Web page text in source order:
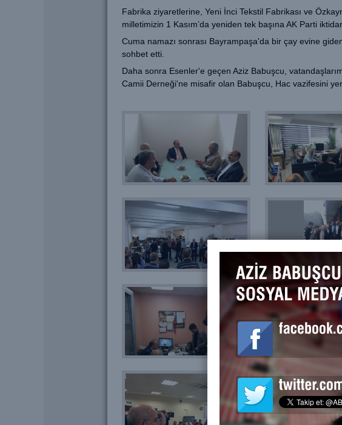
Fabrika ziyaretlerine, Yeni İnci Tekstil Fabrikası ve
milletimizin 1 Kasım’da yeniden tek başına AK Parti
Cuma namazı sonrası Bayrampaşa'da bir çay evine
sohbet etti.
Daha sonra Esenler'e geçen Aziz Babuşcu,
Camii Derneği'ne misafir olan Babuşcu, Hac vazifesini